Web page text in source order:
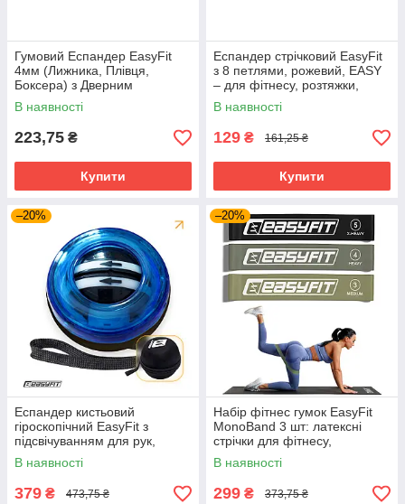
Гумовий Еспандер EasyFit
4мм (Лижника, Плівця,
Боксера) з Дверним
Кріпленням та Карабіном, 3м
В наявності
223,75 ₴
Купити
Еспандер стрічковий EasyFit
з 8 петлями, рожевий, EASY
– для фітнесу, розтяжки,
будинку та залу
В наявності
129 ₴ 161,25 ₴
Купити
–20%
Еспандер кистьовий
гіроскопічний EasyFit з
підсвічуванням для рук,
зап'ястя, передпліччя, Gyro
Ball
В наявності
379 ₴ 473,75 ₴
–20%
Набір фітнес гумок EasyFit
MonoBand 3 шт: латексні
стрічки для фітнесу,
розтяжки, ЛФК, будинки та
зали (Light, Medium, Heavy)
В наявності
299 ₴ 373,75 ₴